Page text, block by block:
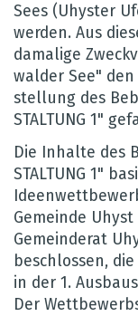
Sees (Uhys­ter
wer­den. Aus
dama­lige
wal­der See"
stel­lung des
STAL­TUNG 1"
Die Inhalte des
STAL­TUNG 1"
Gemeinde
Gemein­de­rat
beschlos­sen,
in der 1.
Der